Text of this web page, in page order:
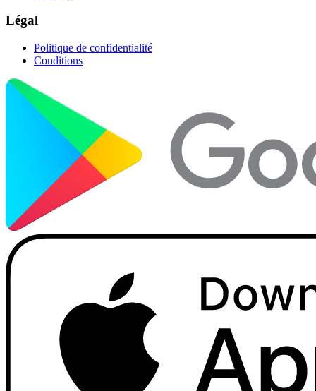
Légal
Politique de confidentialité
Conditions